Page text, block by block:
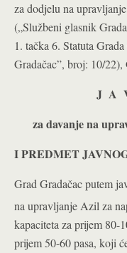
za dodjelu na
(„Službeni glasnik
1. tačka 6. Statuta
Gradačac”, broj: 10/
J A
za davanje na
I PREDMET
Grad Gradačac putem
na upravljanje Azil za
kapaciteta za prijem 80-
prijem 50-60 pasa, koji